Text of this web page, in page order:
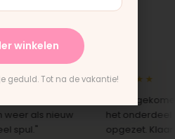
zeggen
als nieuw
★★★★★
"Langsgekomen
het onderdeel
opgezet. Klaar
winkelen
geduld. Tot na de vakantie!